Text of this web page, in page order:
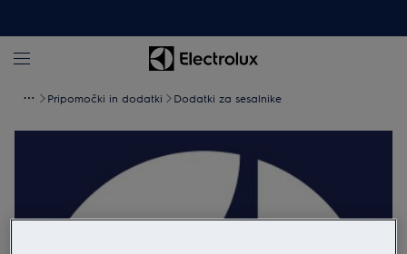
Pripomočki in dodatki Dodatki za sesalnike